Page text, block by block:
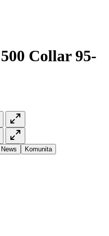
Collar 95-
Komunita